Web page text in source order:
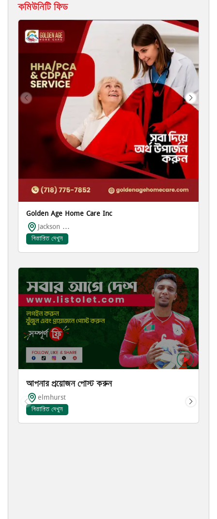
কমিউনিটি ফিড
Golden Age Home Care Inc
Jackson ...
বিস্তারিত দেখুন
আপনার প্রয়োজন পোস্ট করুন
elmhurst
বিস্তারিত দেখুন